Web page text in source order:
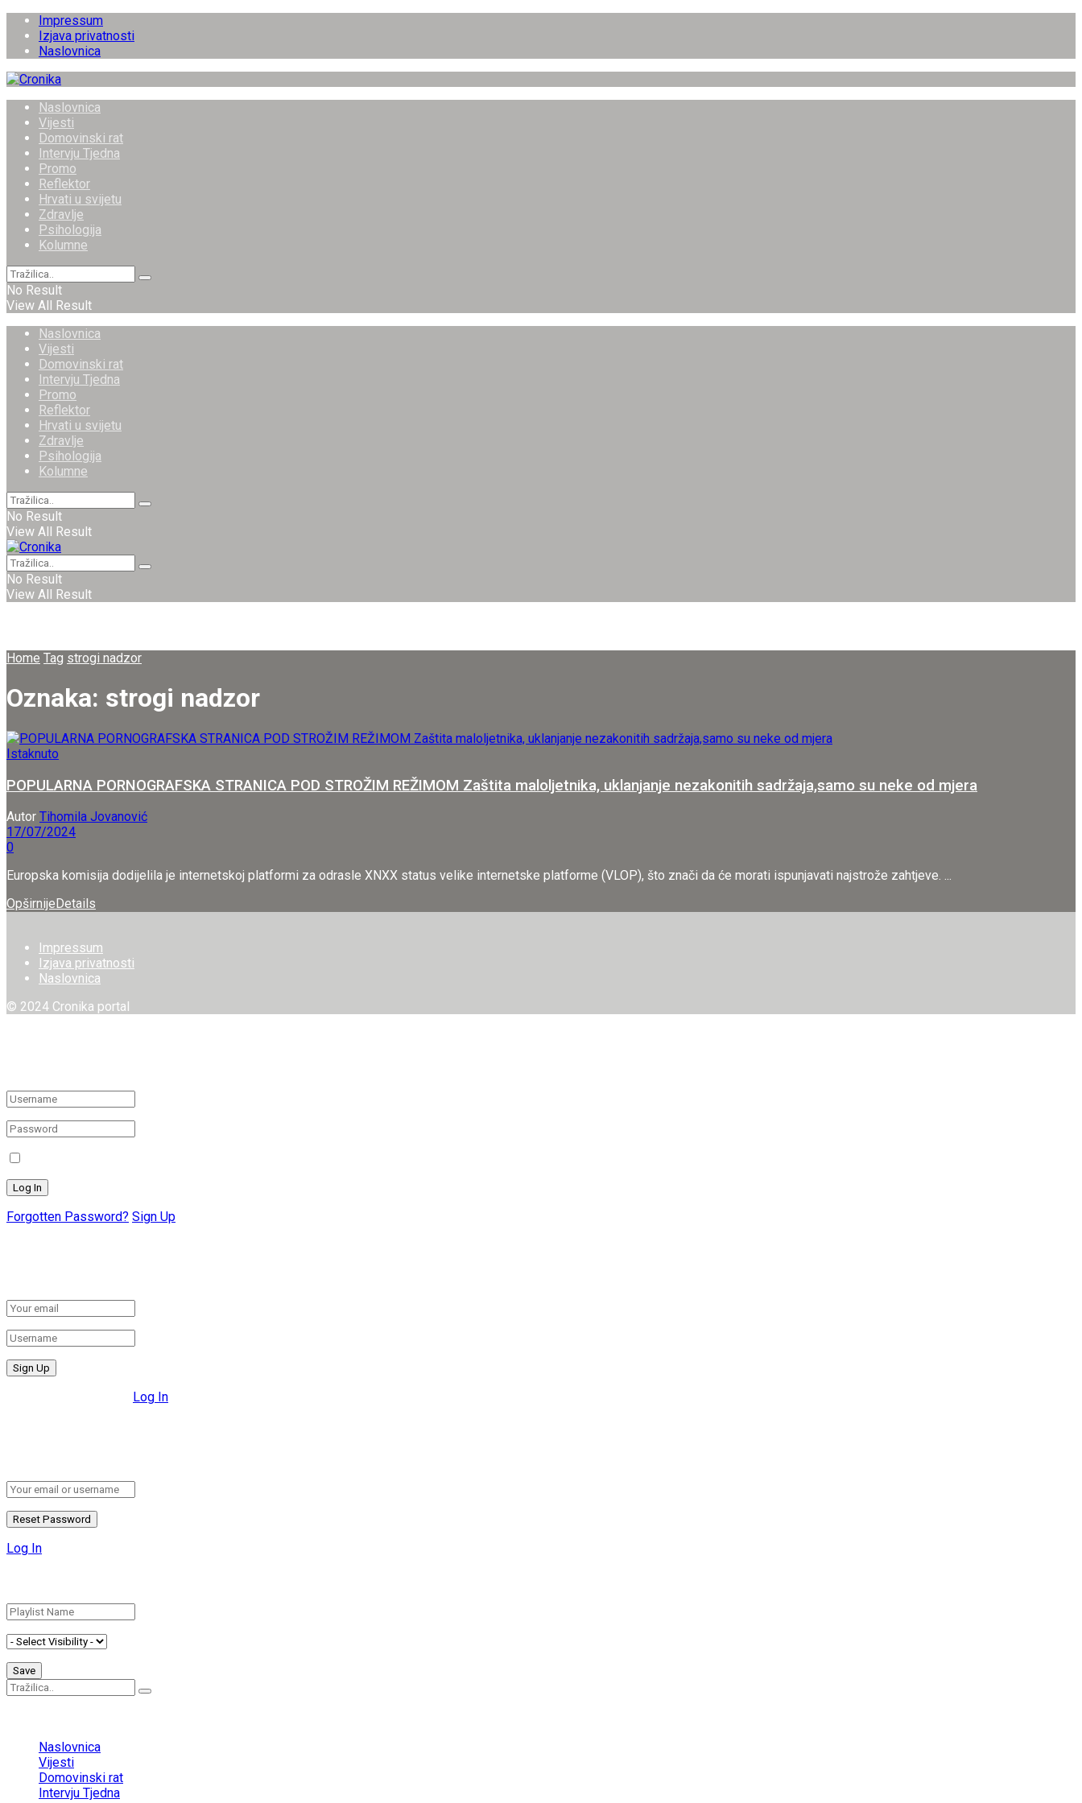
Impressum
Izjava privatnosti
Naslovnica
Naslovnica
Vijesti
Domovinski rat
Intervju Tjedna
Promo
Reflektor
Hrvati u svijetu
Zdravlje
Psihologija
Kolumne
No Result
View All Result
Naslovnica
Vijesti
Domovinski rat
Intervju Tjedna
Promo
Reflektor
Hrvati u svijetu
Zdravlje
Psihologija
Kolumne
No Result
View All Result
No Result
View All Result
Home Tag strogi nadzor
Oznaka: strogi nadzor
Istaknuto
POPULARNA PORNOGRAFSKA STRANICA POD STROŽIM REŽIMOM Zaštita maloljetnika, uklanjanje nezakonitih sadržaja,samo su neke od mjera
Autor Tihomila Jovanović
17/07/2024
0
Europska komisija dodijelila je internetskoj platformi za odrasle XNXX status velike internetske platforme (VLOP), što znači da će morati ispunjavati najstrože zahtjeve. ...
Opširnije Details
Impressum
Izjava privatnosti
Naslovnica
© 2024 Cronika portal
Forgotten Password? Sign Up
Log In
Log In
Naslovnica
Vijesti
Domovinski rat
Intervju Tjedna